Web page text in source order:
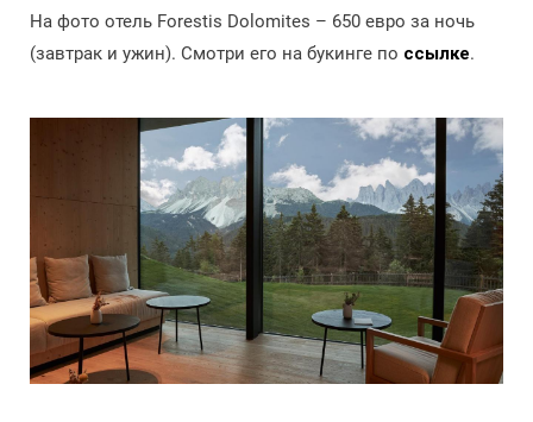
На фото отель Forestis Dolomites – 650 евро за ночь
(завтрак и ужин). Смотри его на букинге по ссылке.